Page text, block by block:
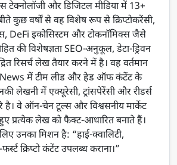
टेक्नोलॉजी और डिजिटल मीडिया में 13+
कुछ वर्षों से वह विशेष रूप से क्रिप्टोकरेंसी,
DeFi इकोसिस्टम और टोकनॉमिक्स जैसे
की विशेषज्ञता SEO-अनुकूल, डेटा-ड्रिवन
रिसर्च लेख तैयार करने में है। वह वर्तमान
में टीम लीड और हेड ऑफ कंटेंट के
लेखनी में एक्यूरेसी, ट्रांसपेरेंसी और रीडर्स
है। वे ऑन-चेन टूल्स और विश्वसनीय मार्केट
हुए प्रत्येक लेख को फैक्ट-आधारित बनाते हैं।
लिए उनका मिशन है: “हाई-क्वालिटी,
क्रिप्टो कंटेंट उपलब्ध कराना।”